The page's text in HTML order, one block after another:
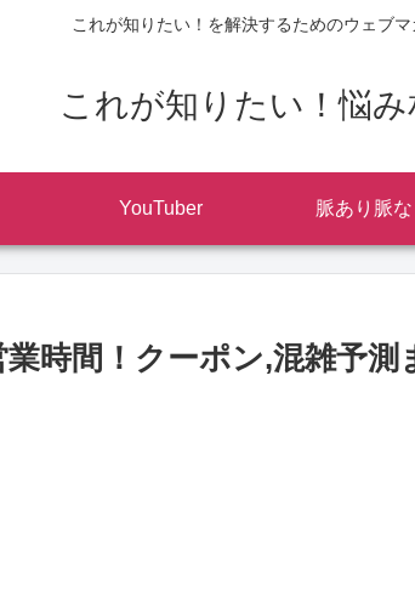
これが知りたい！を解決するためのウェブマ
これが知りたい！悩み
YouTuber 脈あり脈な
時間！クーポン,混雑予測